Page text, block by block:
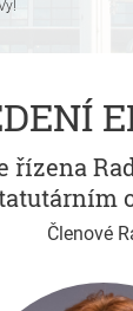
řízena
Členové